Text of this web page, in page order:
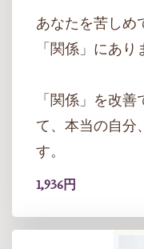
あなたを苦しめ
「関係」にあり
「関係」を改
て、本当の自分
す。
1,936円